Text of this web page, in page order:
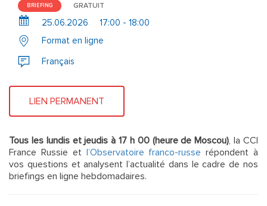
BRIEFING GRATUIT
25.06.2026
17:00 - 18:00
Format en ligne
Français
LIEN PERMANENT
Tous les lundis et jeudis à 17 h 00 (heure de Moscou), la CCI
France Russie et l’Observatoire franco-russe répondent à
vos questions et analysent l’actualité dans le cadre de nos
briefings en ligne hebdomadaires.